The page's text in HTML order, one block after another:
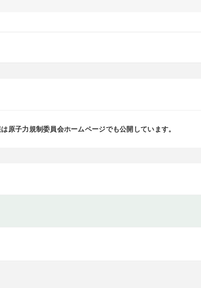
原子力規制委員会ホームページでも公開しています。